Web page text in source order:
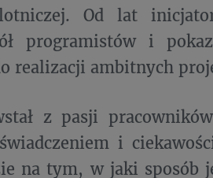
Od lat
programistów i
realizacji ambitnych
z pasji
i
na tym, w jaki sposób